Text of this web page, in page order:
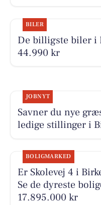
BILER
De billigste biler i
44.990 kr
JOBNYT
Savner du nye
ledige stillinger i
BOLIGMARKED
Er Skolevej 4 i
Se de dyreste
17.895.000 kr